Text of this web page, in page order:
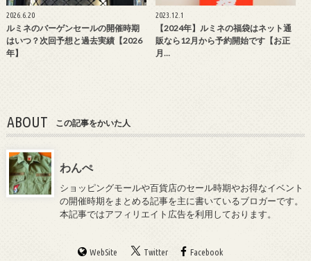
2026.6.20
ルミネのバーゲンセールの開催時期
はいつ？次回予想と過去実績【2026
年】
2023.12.1
【2024年】ルミネの福袋はネット通
販なら12月から予約開始です【お正
月…
ABOUT この記事をかいた人
わんぺ
ショッピングモールや百貨店のセール時期やお得なイベント
の開催時期をまとめる記事を主に書いているブロガーです。
本記事ではアフィリエイト広告を利用しております。
WebSite Twitter Facebook